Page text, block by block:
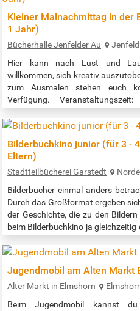
Kleiner Malnachmittag in der
1 Jahr)
Bücherhalle Jenfelder Au
Jenfeld
Hier kann nach Lust und
willkommen, sich kreativ
zum Ausmalen stehen euch
Verfügung.
termin/Malnachmittag/datum/
Bilderbuchkino junior (für 3 -
Eltern)
Stadtteilbücherei Garstedt
Bilderbücher einmal anders
Durch das Großformat ergeben
der Geschichte, die zu den
beim Bilderbuchkino ja gleichzeitig
dabei manche überraschende
Gruppe geben! Beginn der
Jugendmobil am Alten Markt
Alter Markt in Elmshorn
Beim Jugendmobil kannst